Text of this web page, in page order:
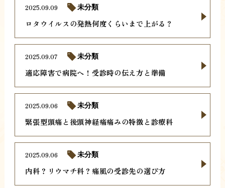
ロタウイルスの発熱何度くらいまで上がる？
2025.09.09 未分類
適応障害で病院へ！受診時の伝え方と準備
2025.09.07 未分類
緊張型頭痛と後頭神経痛痛みの特徴と診療科
2025.09.06 未分類
内科？リウマチ科？痛風の受診先の選び方
2025.09.06 未分類